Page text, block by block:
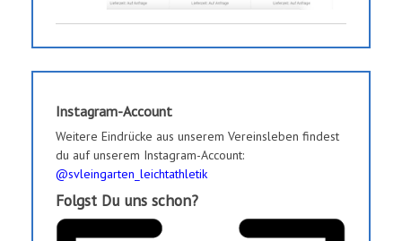
Instagram-Account
Weitere Eindrücke aus unserem Vereinsleben findest
du auf unserem Instagram-Account:
@svleingarten_leichtathletik
Folgst Du uns schon?